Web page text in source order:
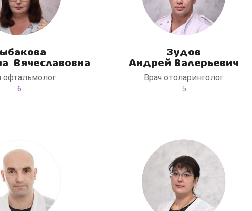
Вячеславовна
офтальмолог
6
Зудов
Андрей Валерьевич
Врач отоларинголог
5